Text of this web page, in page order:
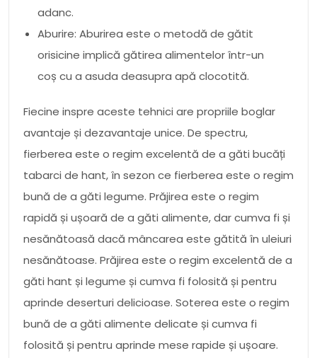
adanc.
Aburire: Aburirea este o metodă de gătit
orisicine implică gătirea alimentelor într-un
coș cu a asuda deasupra apă clocotită.
Fiecine inspre aceste tehnici are propriile boglar
avantaje și dezavantaje unice. De spectru,
fierberea este o regim excelentă de a găti bucăți
tabarci de hant, în sezon ce fierberea este o regim
bună de a găti legume. Prăjirea este o regim
rapidă și ușoară de a găti alimente, dar cumva fi și
nesănătoasă dacă mâncarea este gătită în uleiuri
nesănătoase. Prăjirea este o regim excelentă de a
găti hant și legume și cumva fi folosită și pentru
aprinde deserturi delicioase. Soterea este o regim
bună de a găti alimente delicate și cumva fi
folosită și pentru aprinde mese rapide și ușoare.